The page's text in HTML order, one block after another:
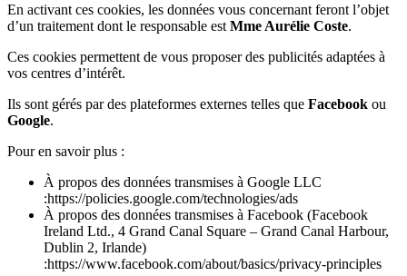
En activant ces cookies, les données vous concernant feront l’objet
d’un traitement dont le responsable est Mme Aurélie Coste.
Ces cookies permettent de vous proposer des publicités adaptées à
vos centres d’intérêt.
Ils sont gérés par des plateformes externes telles que Facebook ou
Google.
Pour en savoir plus :
À propos des données transmises à Google LLC
:https://policies.google.com/technologies/ads
À propos des données transmises à Facebook (Facebook
Ireland Ltd., 4 Grand Canal Square – Grand Canal Harbour,
Dublin 2, Irlande)
:https://www.facebook.com/about/basics/privacy-principles